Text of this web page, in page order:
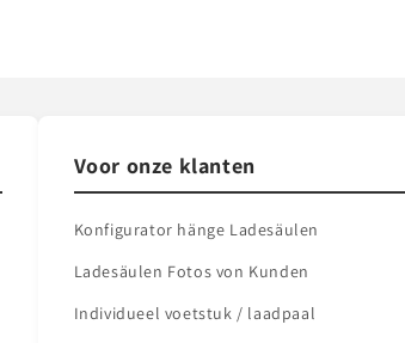
Voor onze klanten
Konfigurator hänge Ladesäulen
Ladesäulen Fotos von Kunden
Individueel voetstuk / laadpaal